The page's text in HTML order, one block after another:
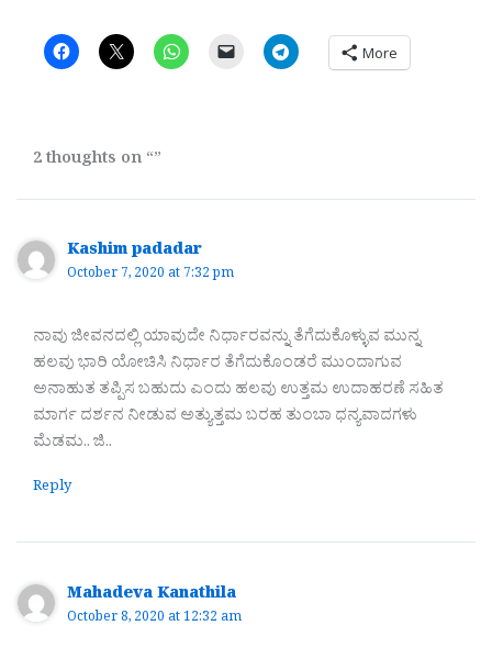
More
2 thoughts on “”
Kashim padadar
October 7, 2020 at 7:32 pm
ನಾವು ಜೀವನದಲ್ಲಿ ಯಾವುದೇ ನಿರ್ಧಾರವನ್ನು ತೆಗೆದುಕೊಳ್ಳುವ ಮುನ್ನ
ಹಲವು ಭಾರಿ ಯೋಚಿಸಿ ನಿರ್ಧಾರ ತೆಗೆದುಕೊಂಡರೆ ಮುಂದಾಗುವ
ಅನಾಹುತ ತಪ್ಪಿಸ ಬಹುದು ಎಂದು ಹಲವು ಉತ್ತಮ ಉದಾಹರಣೆ ಸಹಿತ
ಮಾರ್ಗ ದರ್ಶನ ನೀಡುವ ಅತ್ಯುತ್ತಮ ಬರಹ ತುಂಬಾ ಧನ್ಯವಾದಗಳು
ಮೆಡಮ.. ಜಿ..
Reply
Mahadeva Kanathila
October 8, 2020 at 12:32 am